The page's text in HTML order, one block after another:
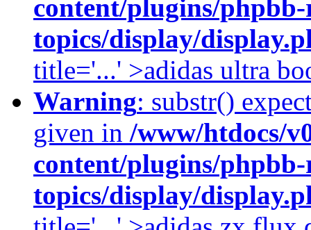
content/plugins/phpbb-
topics/display/
title='...' >adidas ultra
Warning: substr()
given in /www/htdocs/
content/plugins/phpbb-
topics/display/